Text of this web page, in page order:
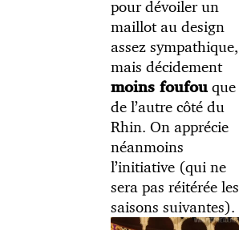
pour dévoiler un
maillot au design
assez sympathique,
mais décidement
moins foufouque
de l’autre côté du
Rhin. On apprécie
néanmoins
l’initiative (qui ne
sera pas réitérée les
saisons suivantes).